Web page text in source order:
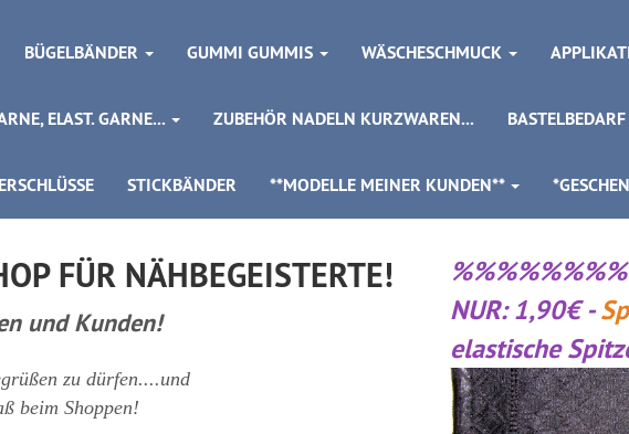
BÜGELBÄNDER GUMMI GUMMIS WÄSCHESCHMUCK
ELAST. GARNE... ZUBEHÖR NADELN KURZWAREN... BASTELBEDARF
STICKBÄNDER **MODELLE MEINER KUNDEN**
FÜR NÄHBEGEISTERTE!
und Kunden!
zu dürfen....und
beim Shoppen!
NUR: 1,90€ -
elastische